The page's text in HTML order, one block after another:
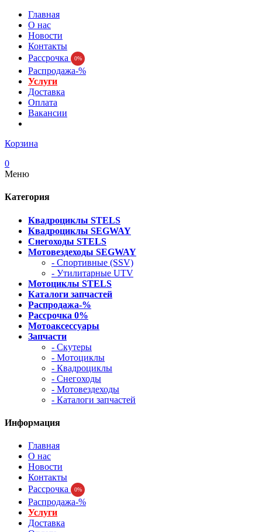
Главная
О нас
Новости
Контакты
Рассрочка
0%
Распродажа-%
Услуги
Доставка
Оплата
Вакансии
Корзина
0
Меню
Категория
Квадроциклы STELS
Квадроциклы SEGWAY
Снегоходы STELS
Мотовездеходы SEGWAY
- Спортивные (SSV)
- Утилитарные UTV
Мотоциклы STELS
Каталоги запчастей
Распродажа-%
Рассрочка 0%
Мотоаксессуары
Запчасти
- Скутеры
- Мотоциклы
- Квадроциклы
- Снегоходы
- Мотовездеходы
- Каталоги запчастей
Информация
Главная
О нас
Новости
Контакты
Рассрочка
0%
Распродажа-%
Услуги
Доставка